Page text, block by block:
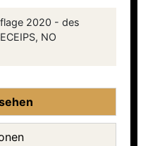
2020 - des
NO